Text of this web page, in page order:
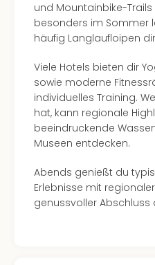
und Mountainbike-
besonders im Sommer
häufig Langlaufloipen
Viele Hotels bieten dir
sowie moderne
individuelles Training.
hat, kann regionale
beeindruckende
Museen entdecken.
Abends genießt du
Erlebnisse mit
genussvoller Abschluss